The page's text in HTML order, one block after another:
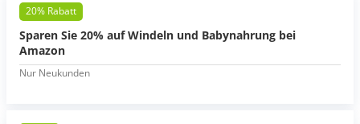
20% Rabatt
Sparen Sie 20% auf Windeln und Babynahrung bei
Amazon
Nur Neukunden